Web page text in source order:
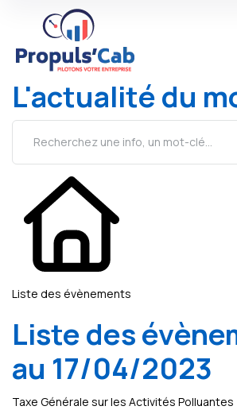
L'actualité du
Liste des évènements
Liste des
au 17/04/2023
Taxe Générale sur les Activités Polluantes